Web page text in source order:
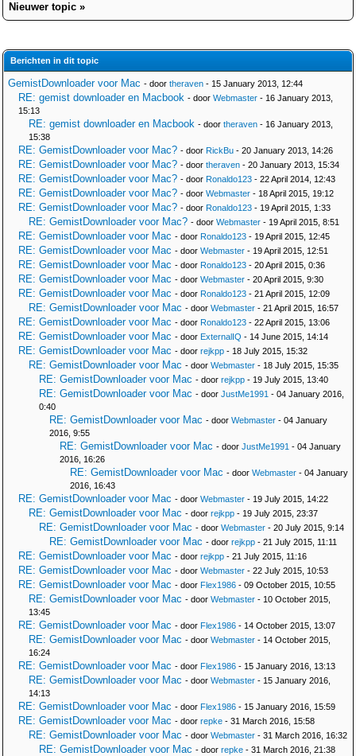
Nieuwer topic »
Berichten in dit topic
GemistDownloader voor Mac - door theraven - 15 January 2013, 12:44
RE: gemist downloader en Macbook - door Webmaster - 16 January 2013,
15:13
RE: gemist downloader en Macbook - door theraven - 16 January 2013,
15:38
RE: GemistDownloader voor Mac? - door RickBu - 20 January 2013, 14:26
RE: GemistDownloader voor Mac? - door theraven - 20 January 2013, 15:34
RE: GemistDownloader voor Mac? - door Ronaldo123 - 22 April 2014, 12:43
RE: GemistDownloader voor Mac? - door Webmaster - 18 April 2015, 19:12
RE: GemistDownloader voor Mac? - door Ronaldo123 - 19 April 2015, 1:33
RE: GemistDownloader voor Mac? - door Webmaster - 19 April 2015, 8:51
RE: GemistDownloader voor Mac - door Ronaldo123 - 19 April 2015, 12:45
RE: GemistDownloader voor Mac - door Webmaster - 19 April 2015, 12:51
RE: GemistDownloader voor Mac - door Ronaldo123 - 20 April 2015, 0:36
RE: GemistDownloader voor Mac - door Webmaster - 20 April 2015, 9:30
RE: GemistDownloader voor Mac - door Ronaldo123 - 21 April 2015, 12:09
RE: GemistDownloader voor Mac - door Webmaster - 21 April 2015, 16:57
RE: GemistDownloader voor Mac - door Ronaldo123 - 22 April 2015, 13:06
RE: GemistDownloader voor Mac - door ExternalIQ - 14 June 2015, 14:14
RE: GemistDownloader voor Mac - door rejkpp - 18 July 2015, 15:32
RE: GemistDownloader voor Mac - door Webmaster - 18 July 2015, 15:35
RE: GemistDownloader voor Mac - door rejkpp - 19 July 2015, 13:40
RE: GemistDownloader voor Mac - door JustMe1991 - 04 January 2016,
0:40
RE: GemistDownloader voor Mac - door Webmaster - 04 January
2016, 9:55
RE: GemistDownloader voor Mac - door JustMe1991 - 04 January
2016, 16:26
RE: GemistDownloader voor Mac - door Webmaster - 04 January
2016, 16:43
RE: GemistDownloader voor Mac - door Webmaster - 19 July 2015, 14:22
RE: GemistDownloader voor Mac - door rejkpp - 19 July 2015, 23:37
RE: GemistDownloader voor Mac - door Webmaster - 20 July 2015, 9:14
RE: GemistDownloader voor Mac - door rejkpp - 21 July 2015, 11:11
RE: GemistDownloader voor Mac - door rejkpp - 21 July 2015, 11:16
RE: GemistDownloader voor Mac - door Webmaster - 22 July 2015, 10:53
RE: GemistDownloader voor Mac - door Flex1986 - 09 October 2015, 10:55
RE: GemistDownloader voor Mac - door Webmaster - 10 October 2015,
13:45
RE: GemistDownloader voor Mac - door Flex1986 - 14 October 2015, 13:07
RE: GemistDownloader voor Mac - door Webmaster - 14 October 2015,
16:24
RE: GemistDownloader voor Mac - door Flex1986 - 15 January 2016, 13:13
RE: GemistDownloader voor Mac - door Webmaster - 15 January 2016,
14:13
RE: GemistDownloader voor Mac - door Flex1986 - 15 January 2016, 15:59
RE: GemistDownloader voor Mac - door repke - 31 March 2016, 15:58
RE: GemistDownloader voor Mac - door Webmaster - 31 March 2016, 16:32
RE: GemistDownloader voor Mac - door repke - 31 March 2016, 21:38